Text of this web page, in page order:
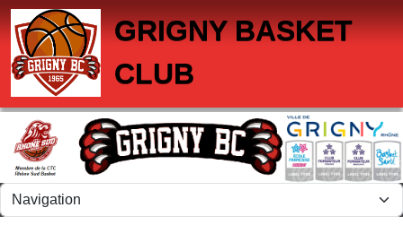
GRIGNY BASKET
CLUB
Panneau de gestion des cookies